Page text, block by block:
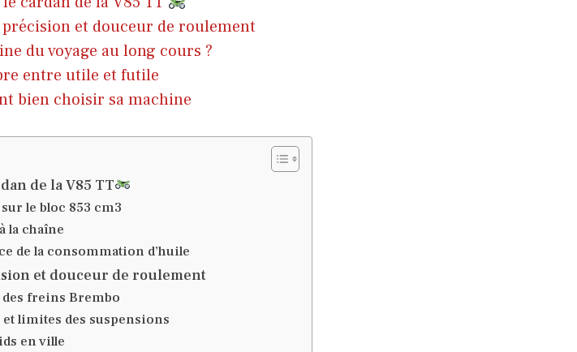
et douceur de roulement
du voyage au long cours ?
entre utile et futile
bien choisir sa machine
de la V85 TT
le bloc 853 cm3
la chaîne
de la consommation d’huile
et douceur de roulement
freins Brembo
limites des suspensions
en ville